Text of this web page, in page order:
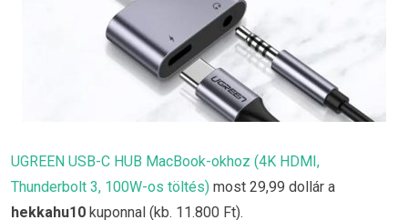
UGREEN USB-C HUB MacBook-okhoz (4K HDMI,
Thunderbolt 3, 100W-os töltés) most 29,99 dollár a
hekkahu10 kuponnal (kb. 11.800 Ft).